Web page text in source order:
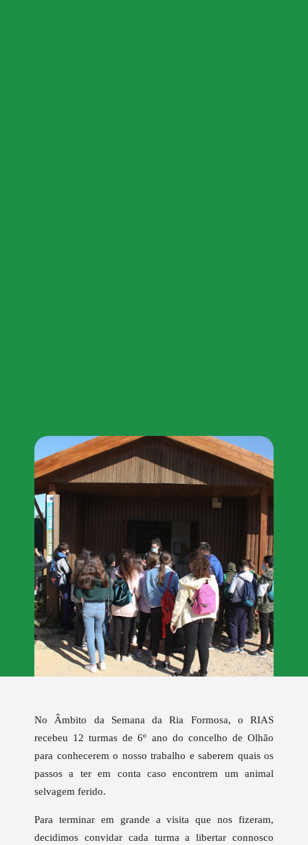
No Âmbito da Semana da Ria Formosa, o RIAS
recebeu 12 turmas de 6º ano do concelho de Olhão
para conhecerem o nosso trabalho e saberem quais os
passos a ter em conta caso encontrem um animal
selvagem ferido.
Para terminar em grande a visita que nos fizeram,
decidimos convidar cada turma a libertar connosco